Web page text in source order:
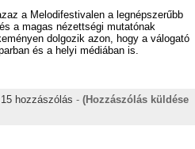
a Melodifestivalen a legnépszerűbb
a magas nézettségi mutatónak
dolgozik azon, hogy a válogató
és a helyi médiában is.
15 hozzászólás - (Hozzászólás küldése